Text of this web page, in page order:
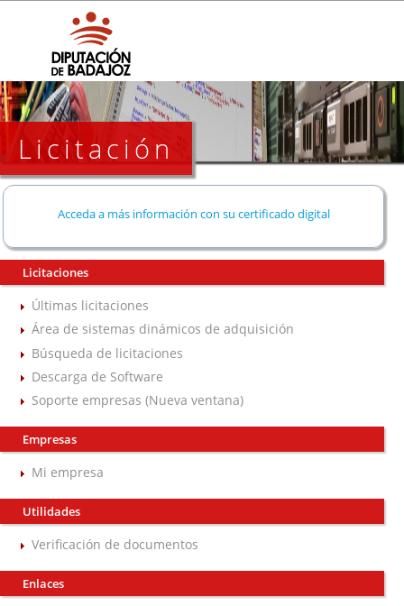
Licitación
Acceda a más información con su certificado digital
Licitaciones
Últimas licitaciones
Área de sistemas dinámicos de adquisición
Búsqueda de licitaciones
Descarga de Software
Soporte empresas (Nueva ventana)
Empresas
Mi empresa
Utilidades
Verificación de documentos
Enlaces